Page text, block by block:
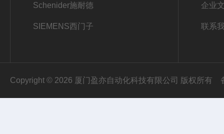
Schenider施耐德
SIEMENS西门子
企业
联系
Copyright © 2026 厦门盈亦自动化科技有限公司 版权所有